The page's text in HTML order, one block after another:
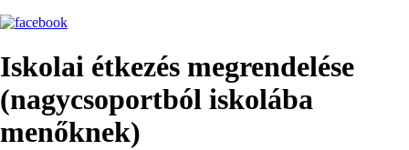
Iskolai étkezés megrendelése
(nagycsoportból iskolába
menőknek)